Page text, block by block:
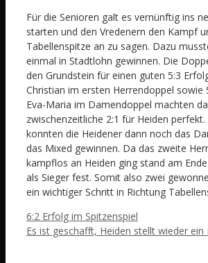
Für die Senioren galt es vernünftig ins
starten und den Vredenern den Kampf
Tabellenspitze an zu sagen. Dazu
einmal in Stadtlohn gewinnen. Die
den Grundstein für einen guten 5:3
Christian im ersten Herrendoppel sowie
Eva-Maria im Damendoppel machten
zwischenzeitliche 2:1 für Heiden
konnten die Heidener dann noch das
das Mixed gewinnen. Da das zweite
kampflos an Heiden ging stand am
als Sieger fest. Somit also zwei
ein wichtiger Schritt in Richtung
6:2 Erfolg im Spitzenspiel
Es ist geschafft, Heiden stellt wieder ein